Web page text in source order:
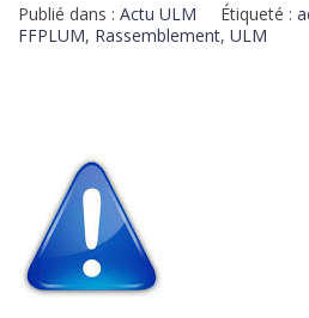
Publié dans : Actu ULM Étiqueté :
FFPLUM, Rassemblement, ULM